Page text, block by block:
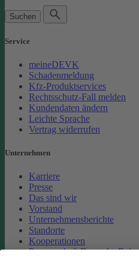
Suchen
Service
meineDEVK
Schadenmeldung
Kfz-Produktservices
Rechtsschutz-Fall melden
Kundendaten ändern
Leichte Sprache
Vertrag widerrufen
Unternehmen
Karriere
Presse
Das sind wir
Vorstand
Unternehmensberichte
Standorte
Kooperationen
Partnerschaft Deutsche Bahn